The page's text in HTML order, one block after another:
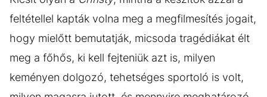
feltétellel kapták volna meg a megfilmesítés jogait,
hogy mielőtt bemutatják, micsoda tragédiákat élt
meg a főhős, ki kell fejteniük azt is, milyen
keményen dolgozó, tehetséges sportoló is volt,